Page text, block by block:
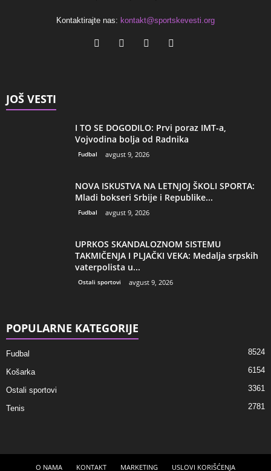
Kontaktirajte nas: kontakt@sportskevesti.org
JOŠ VESTI
I TO SE DOGODILO: Prvi poraz IMT-a,
Vojvodina bolja od Radnika
Fudbal avgust 9, 2026
NOVA ISKUSTVA NA LETNJOJ ŠKOLI SPORTA:
Mladi bokseri Srbije i Republike...
Fudbal avgust 9, 2026
UPRKOS SKANDALOZNOM SISTEMU
TAKMIČENJA I PLJAČKI VEKA: Medalja srpskih
vaterpolista u...
Ostali sportovi avgust 9, 2026
POPULARNE KATEGORIJE
Fudbal 8524
Košarka 6154
Ostali sportovi 3361
Tenis 2781
O NAMA KONTAKT MARKETING USLOVI KORIŠĆENJA